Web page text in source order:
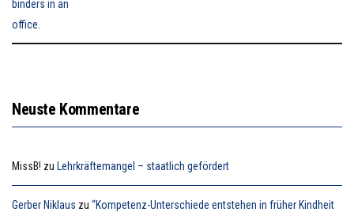
Neuste Kommentare
MissB! zu Lehrkräftemangel – staatlich gefördert
Gerber Niklaus zu “Kompetenz-Unterschiede entstehen in früher Kindheit